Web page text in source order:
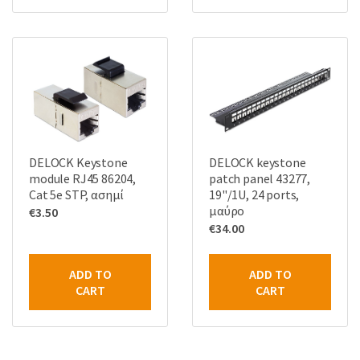
DELOCK Keystone
module RJ45 86204,
Cat 5e STP, ασημί
€3.50
ADD TO
CART
DELOCK keystone
patch panel 43277,
19"/1U, 24 ports,
μαύρο
€34.00
ADD TO
CART